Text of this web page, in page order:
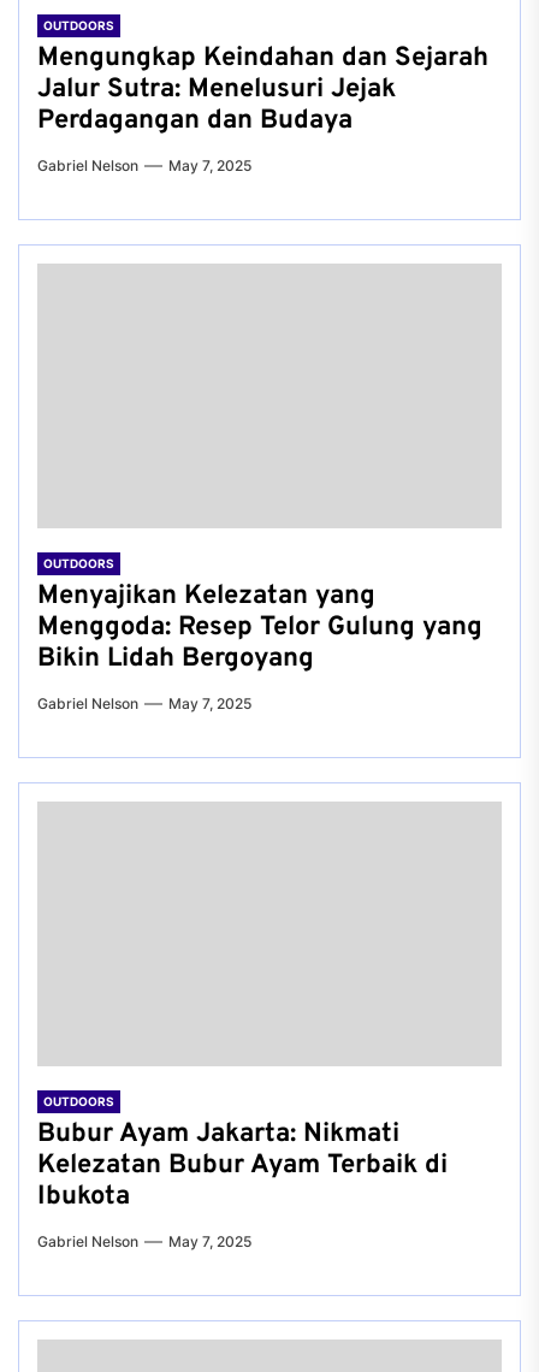
OUTDOORS
Mengungkap Keindahan dan Sejarah
Jalur Sutra: Menelusuri Jejak
Perdagangan dan Budaya
Gabriel Nelson May 7, 2025
OUTDOORS
Menyajikan Kelezatan yang
Menggoda: Resep Telor Gulung yang
Bikin Lidah Bergoyang
Gabriel Nelson May 7, 2025
OUTDOORS
Bubur Ayam Jakarta: Nikmati
Kelezatan Bubur Ayam Terbaik di
Ibukota
Gabriel Nelson May 7, 2025